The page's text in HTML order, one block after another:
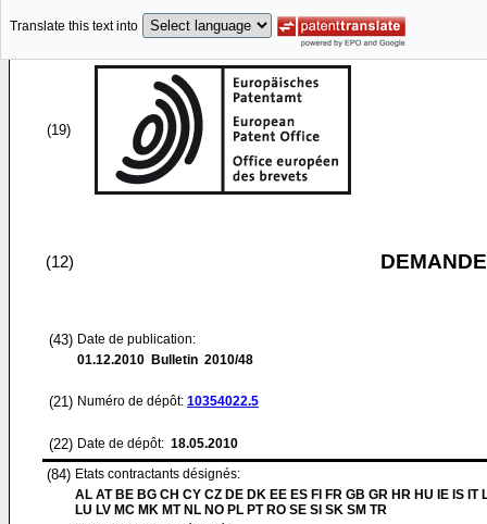
Translate this text into
(19)
(12)
(43) Date de publication:
01.12.2010 Bulletin 2010/48
(21) Numéro de dépôt: 10354022.5
(22) Date de dépôt: 18.05.2010
(84) Etats contractants désignés:
AL AT BE BG CH CY CZ DE DK EE ES FI FR GB GR HR HU IE IS IT
LU LV MC MK MT NL NO PL PT RO SE SI SK SM TR